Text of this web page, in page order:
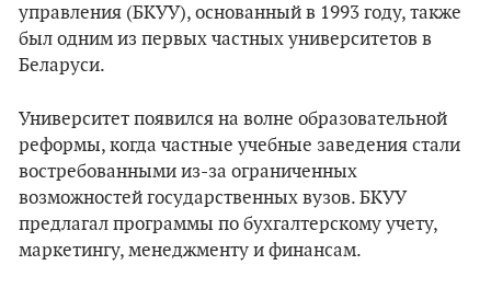
управления (БКУУ), основанный в 1993 году, также
был одним из первых частных университетов в
Беларуси.
Университет появился на волне образовательной
реформы, когда частные учебные заведения стали
востребованными из-за ограниченных
возможностей государственных вузов. БКУУ
предлагал программы по бухгалтерскому учету,
маркетингу, менеджменту и финансам.